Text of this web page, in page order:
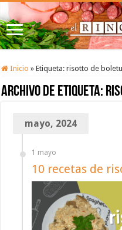
Inicio » Etiqueta:risotto de
Archivo de etiqueta:
mayo, 2024
1 mayo
10 recetas de